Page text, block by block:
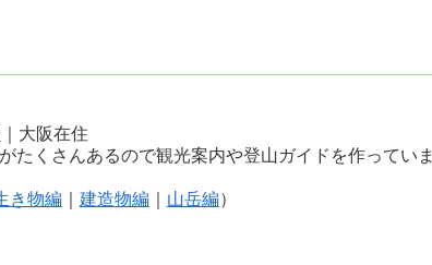
大阪在住
たくさんあるので観光案内や登山ガイドを作っていま
き物編｜ 建造物編｜ 山岳編）